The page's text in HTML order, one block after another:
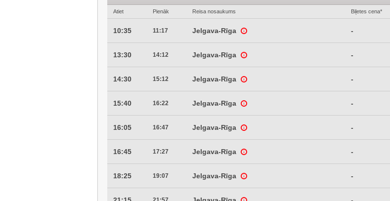
Atiet Pienāk Reisa nosaukums Biļetes cena*
10:35 11:17 Jelgava-Rīga -
13:30 14:12 Jelgava-Rīga -
14:30 15:12 Jelgava-Rīga -
15:40 16:22 Jelgava-Rīga -
16:05 16:47 Jelgava-Rīga -
16:45 17:27 Jelgava-Rīga -
18:25 19:07 Jelgava-Rīga -